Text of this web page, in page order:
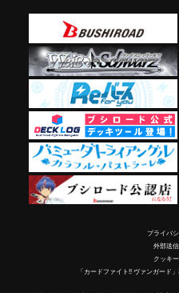
プライバ
外部送
クッキ
「カードファイト!! ヴァンガード